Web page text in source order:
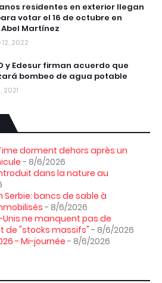
residentes en exterior llegan
votar el 16 de octubre en
Martínez
2022
y Edesur firman acuerdo que
bombeo de agua potable
2021
dorment dehors après un
- 8/6/2026
dans la nature au
Serbie: bancs de sable à
- 8/6/2026
Unis ne manquent pas de
de "stocks massifs" - 8/6/2026
- Mi-journée - 8/6/2026